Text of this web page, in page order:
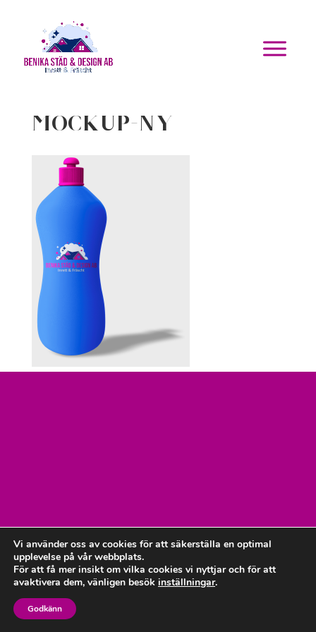
mockup-ny
Vi använder oss av cookies för att säkerställa en optimal
upplevelse på vår webbplats.
För att få mer insikt om vilka cookies vi nyttjar och för att
avaktivera dem, vänligen besök inställningar.
Godkänn